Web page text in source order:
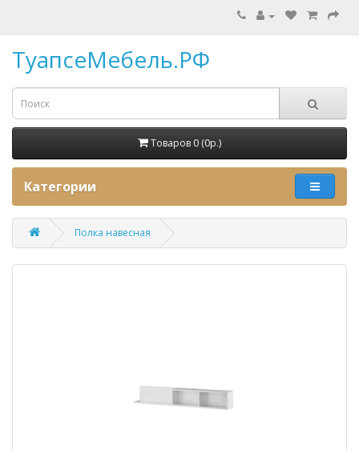
ТуапсеМебель.РФ
Товаров 0 (0p.)
Категории
Полка навесная